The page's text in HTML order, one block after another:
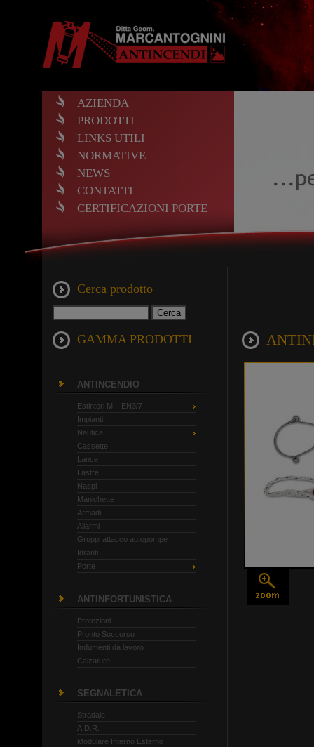
AZIENDA
PRODOTTI
LINKS UTILI
NORMATIVE
NEWS
CONTATTI
CERTIFICAZIONI PORTE
Cerca prodotto
GAMMA PRODOTTI
ANTINCENDIO
Estintori M.I. EN3/7
Impianti
Nautica
Cassette
Lance
Lastre
Naspi
Manichette
Armadi
Allarmi
Gruppi attacco autopompe
Idranti
Porte
ANTINFORTUNISTICA
Protezioni
Pronto Soccorso
Indumenti da lavoro
Calzature
SEGNALETICA
Stradale
A.D.R.
Modulare Interno Esterno